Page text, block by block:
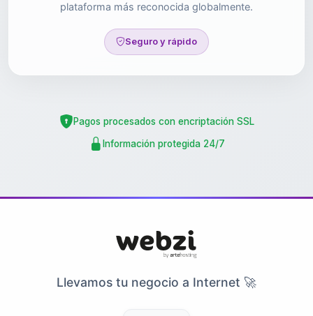
plataforma más reconocida globalmente.
Seguro y rápido
Pagos procesados con encriptación SSL
Información protegida 24/7
Llevamos tu negocio a Internet 🚀